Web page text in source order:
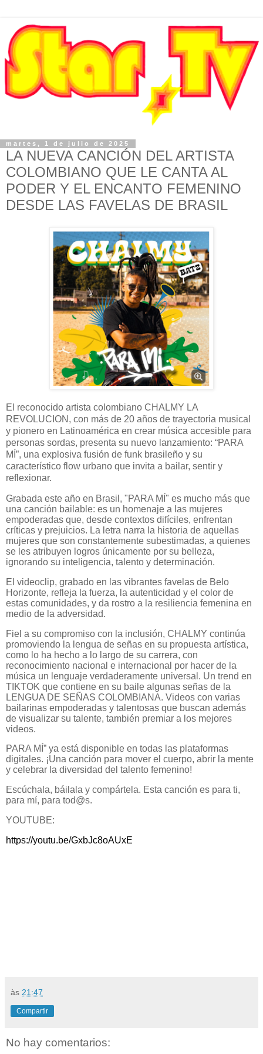
martes, 1 de julio de 2025
LA NUEVA CANCIÓN DEL ARTISTA
COLOMBIANO QUE LE CANTA AL
PODER Y EL ENCANTO FEMENINO
DESDE LAS FAVELAS DE BRASIL
El reconocido artista colombiano CHALMY LA
REVOLUCION, con más de 20 años de trayectoria musical
y pionero en Latinoamérica en crear música accesible para
personas sordas, presenta su nuevo lanzamiento: “PARA
MÍ”, una explosiva fusión de funk brasileño y su
característico flow urbano que invita a bailar, sentir y
reflexionar.
Grabada este año en Brasil, "PARA MÍ" es mucho más que
una canción bailable: es un homenaje a las mujeres
empoderadas que, desde contextos difíciles, enfrentan
críticas y prejuicios. La letra narra la historia de aquellas
mujeres que son constantemente subestimadas, a quienes
se les atribuyen logros únicamente por su belleza,
ignorando su inteligencia, talento y determinación.
El videoclip, grabado en las vibrantes favelas de Belo
Horizonte, refleja la fuerza, la autenticidad y el color de
estas comunidades, y da rostro a la resiliencia femenina en
medio de la adversidad.
Fiel a su compromiso con la inclusión, CHALMY continúa
promoviendo la lengua de señas en su propuesta artística,
como lo ha hecho a lo largo de su carrera, con
reconocimiento nacional e internacional por hacer de la
música un lenguaje verdaderamente universal. Un trend en
TIKTOK que contiene en su baile algunas señas de la
LENGUA DE SEÑAS COLOMBIANA. Videos con varias
bailarinas empoderadas y talentosas que buscan además
de visualizar su talente, también premiar a los mejores
videos.
PARA MÍ” ya está disponible en todas las plataformas
digitales. ¡Una canción para mover el cuerpo, abrir la mente
y celebrar la diversidad del talento femenino!
Escúchala, báilala y compártela. Esta canción es para ti,
para mí, para tod@s.
YOUTUBE:
https://youtu.be/GxbJc8oAUxE
às 21:47
Compartir
No hay comentarios: